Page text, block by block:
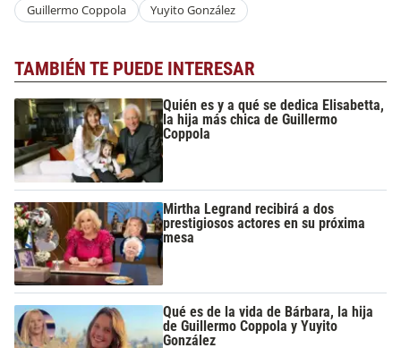
Guillermo Coppola Yuyito González
TAMBIÉN TE PUEDE INTERESAR
Quién es y a qué se dedica Elisabetta,
la hija más chica de Guillermo
Coppola
Mirtha Legrand recibirá a dos
prestigiosos actores en su próxima
mesa
Qué es de la vida de Bárbara, la hija
de Guillermo Coppola y Yuyito
González